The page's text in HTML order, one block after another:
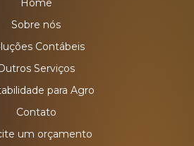
Sobre nós
Contábeis
Serviços
para Agro
Contato
um orçamento